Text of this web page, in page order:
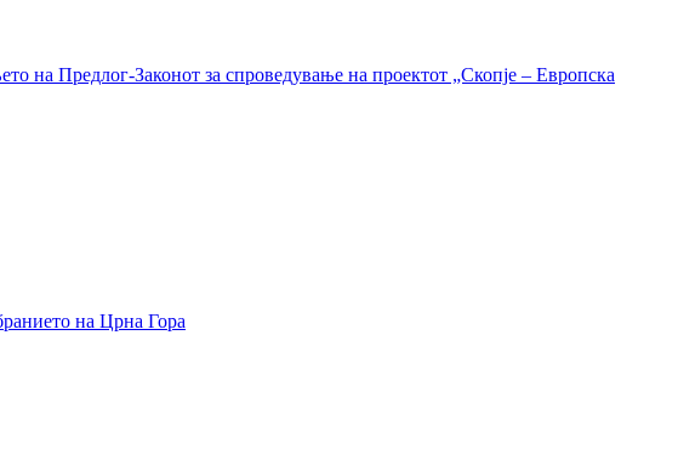
на Предлог-Законот за спроведување на проектот „Скопје – Европска
на Црна Гора